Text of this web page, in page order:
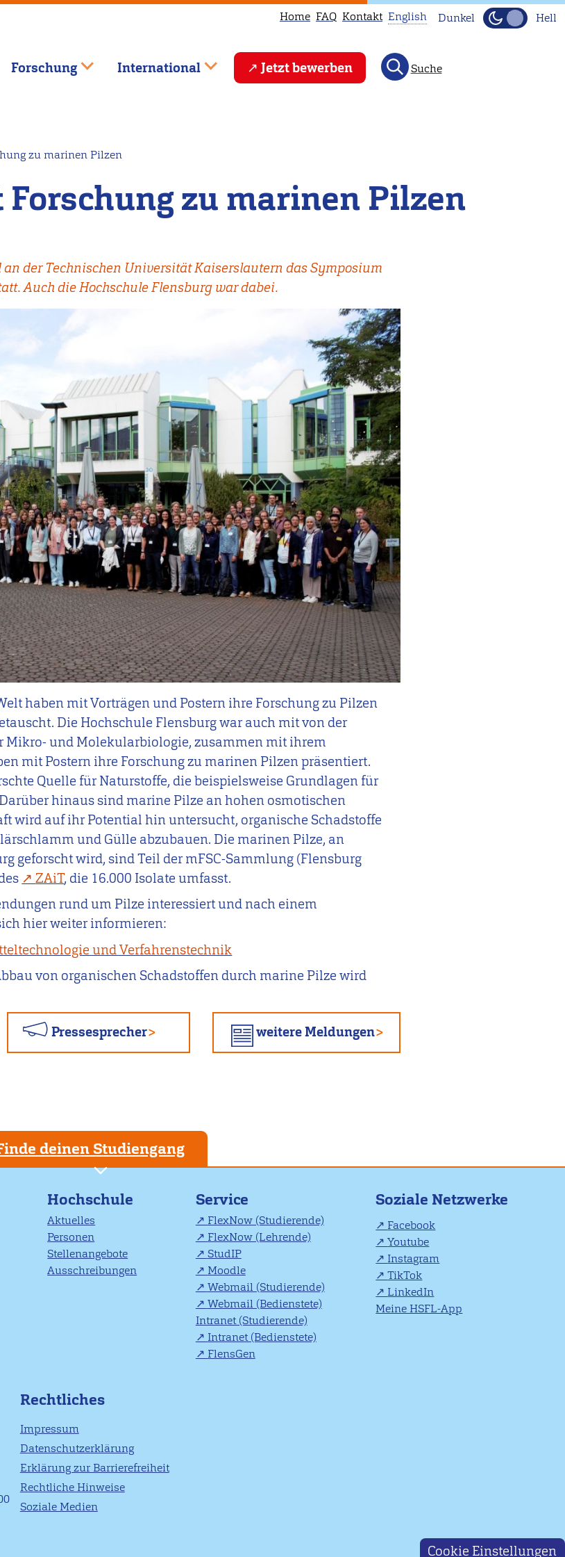
Home FAQ Kontakt
This
page
Head
to
English Dunkel Hell
Forschung International Jetzt bewerben Suche
zu marinen Pilzen
zu marinen Pilzen
an der Technischen Universität Kaiserslautern das Symposium
Auch die Hochschule Flensburg war dabei.
haben mit Vorträgen und Postern ihre Forschung zu Pilzen
Die Hochschule Flensburg war auch mit von der
Mikro- und Molekularbiologie, zusammen mit ihrem
mit Postern ihre Forschung zu marinen Pilzen präsentiert.
Quelle für Naturstoffe, die beispielsweise Grundlagen für
hinaus sind marine Pilze an hohen osmotischen
wird auf ihr Potential hin untersucht, organische Schadstoffe
und Gülle abzubauen. Die marinen Pilze, an
geforscht wird, sind Teil der mFSC-Sammlung (Flensburg
ZAiT, die 16.000 Isolate umfasst.
rund um Pilze interessiert und nach einem
hier weiter informieren:
und Verfahrenstechnik
von organischen Schadstoffen durch marine Pilze wird
Pressesprecher weitere Meldungen
deinen Studiengang
Hochschule
Aktuelles
Personen
Stellenangebote
Ausschreibungen
Service
FlexNow (Studierende)
FlexNow (Lehrende)
StudIP
Moodle
Webmail (Studierende)
Webmail (Bedienstete)
Intranet (Studierende)
Intranet (Bedienstete)
FlensGen
Soziale Netzwerke
Facebook
Youtube
Instagram
TikTok
LinkedIn
Meine HSFL-App
Cookie Einstellungen
Rechtliches
Impressum
Datenschutzerklärung
Erklärung zur Barrierefreiheit
Rechtliche Hinweise
Soziale Medien